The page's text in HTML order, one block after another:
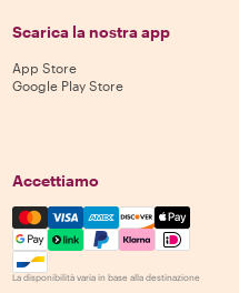
Scarica la nostra app
App Store
Google Play Store
Accettiamo
Mastercard, Visa, Amex,
La disponibilità varia in base alla destinazione